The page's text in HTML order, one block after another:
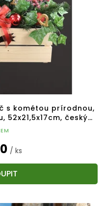
s kométou prírodnou,
český
/ ks